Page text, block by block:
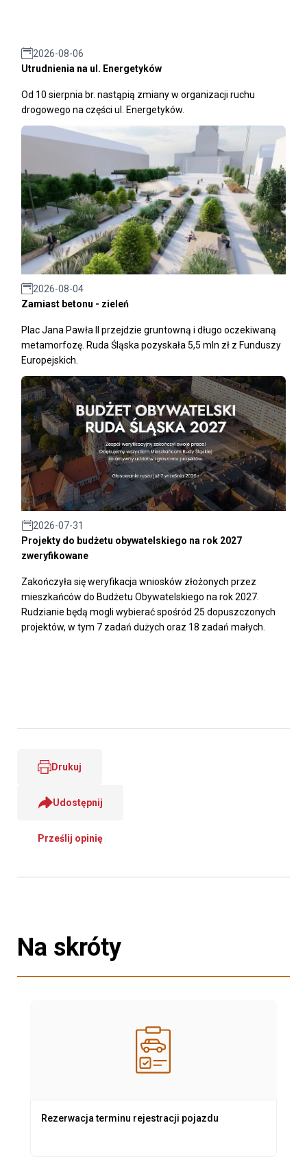
2026-08-06
Utrudnienia na ul. Energetyków
Od 10 sierpnia br. nastąpią zmiany w organizacji ruchu
drogowego na części ul. Energetyków.
2026-08-04
Zamiast betonu - zieleń
Plac Jana Pawła II przejdzie gruntowną i długo oczekiwaną
metamorfozę. Ruda Śląska pozyskała 5,5 mln zł z Funduszy
Europejskich.
2026-07-31
Projekty do budżetu obywatelskiego na rok 2027
zweryfikowane
Zakończyła się weryfikacja wniosków złożonych przez
mieszkańców do Budżetu Obywatelskiego na rok 2027.
Rudzianie będą mogli wybierać spośród 25 dopuszczonych
projektów, w tym 7 zadań dużych oraz 18 zadań małych.
Drukuj
Udostępnij
Prześlij opinię
Na skróty
Rezerwacja terminu rejestracji pojazdu